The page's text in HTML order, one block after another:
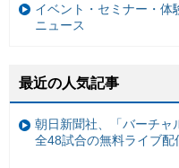
イベント・セミナー・体
ニュース
最近の人気記事
朝日新聞社、「バーチャ
全48試合の無料ライブ配